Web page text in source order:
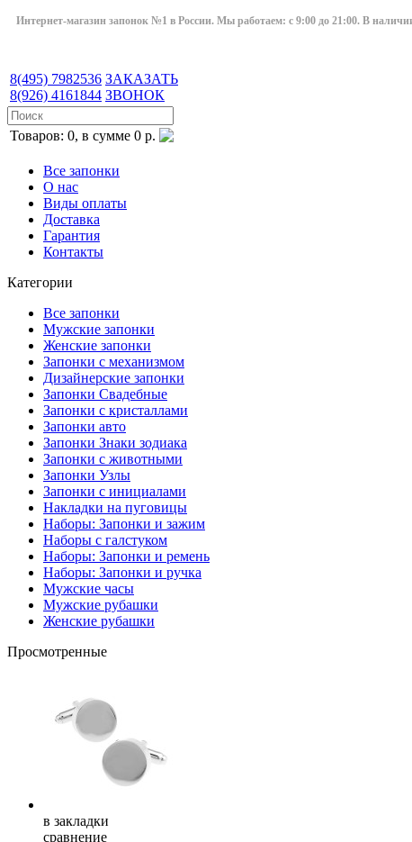
Интернет-магазин запонок №1 в России. Мы работаем: с 9:00 до 21:00. В
8(495) 7982536
8(926) 4161844
ЗАКАЗАТЬ
ЗВОНОК
Товаров: 0, в сумме 0 р.
Все запонки
О нас
Виды оплаты
Доставка
Гарантия
Контакты
Категории
Все запонки
Мужские запонки
Женские запонки
Запонки с механизмом
Дизайнерские запонки
Запонки Свадебные
Запонки с кристаллами
Запонки авто
Запонки Знаки зодиака
Запонки с животными
Запонки Узлы
Запонки с инициалами
Накладки на пуговицы
Наборы: Запонки и зажим
Наборы с галстуком
Наборы: Запонки и ремень
Наборы: Запонки и ручка
Мужские часы
Мужские рубашки
Женские рубашки
Просмотренные
в закладки
сравнение